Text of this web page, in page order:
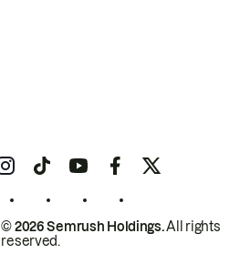
© 2026 Semrush Holdings.All rights
reserved.